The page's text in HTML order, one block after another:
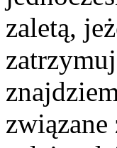
zaletą,